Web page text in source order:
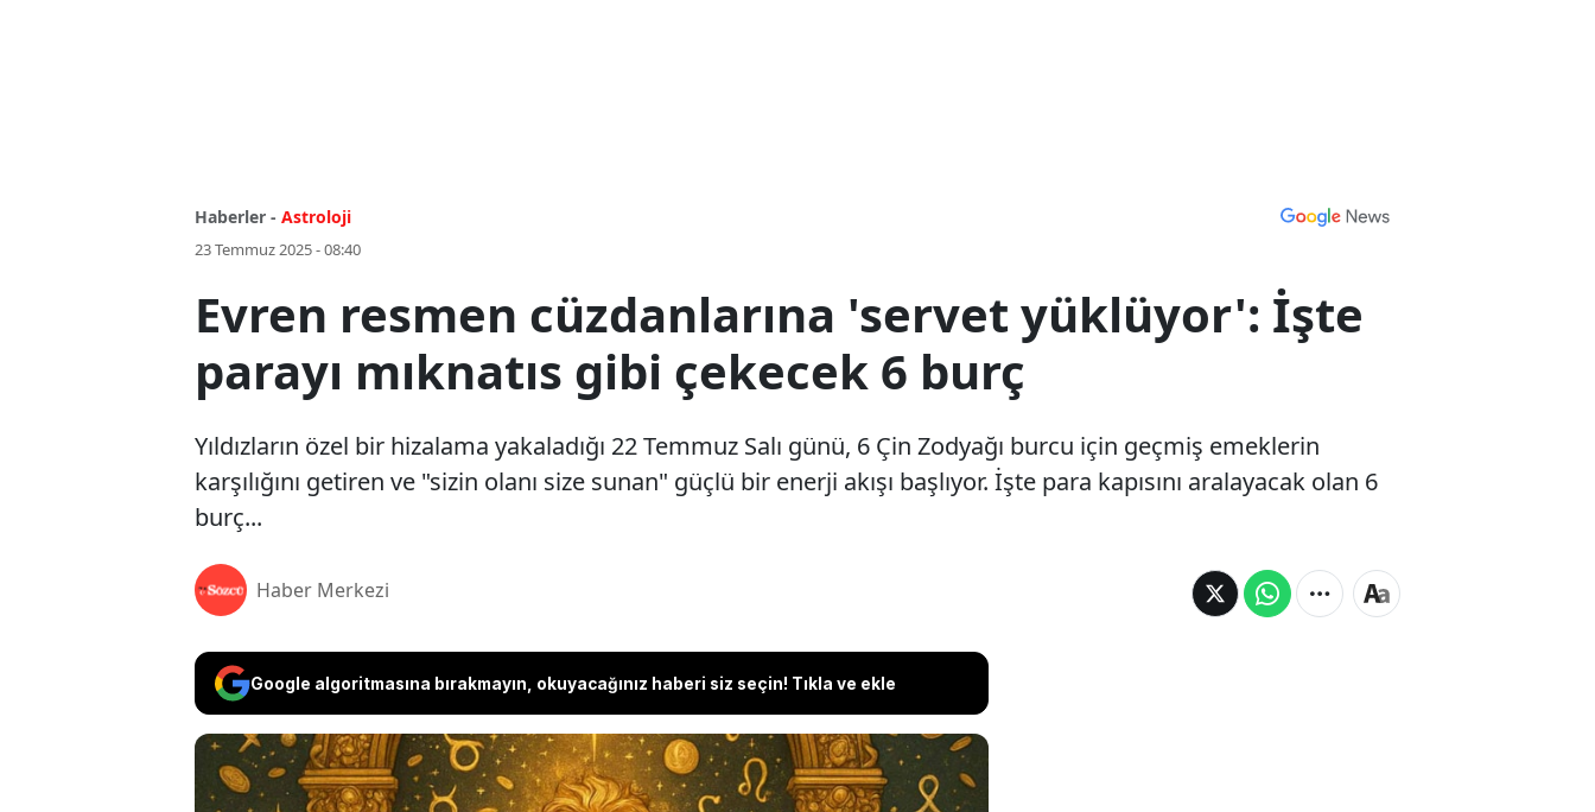
Haberler - Astroloji
23 Temmuz 2025 - 08:40
Evren resmen cüzdanlarına 'servet yüklüyor': İşte
parayı mıknatıs gibi çekecek 6 burç
Yıldızların özel bir hizalama yakaladığı 22 Temmuz Salı günü, 6 Çin Zodyağı burcu için geçmiş emeklerin
karşılığını getiren ve "sizin olanı size sunan" güçlü bir enerji akışı başlıyor. İşte para kapısını aralayacak olan 6
burç...
Haber Merkezi
Google algoritmasına bırakmayın, okuyacağınız haberi siz seçin! Tıkla ve ekle